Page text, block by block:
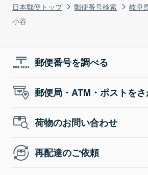
日本郵便トップ 郵便番号検索 岐阜
小谷
郵便番号を調べる
郵便局・ATM・ポストを
荷物のお問い合わせ
再配達のご依頼